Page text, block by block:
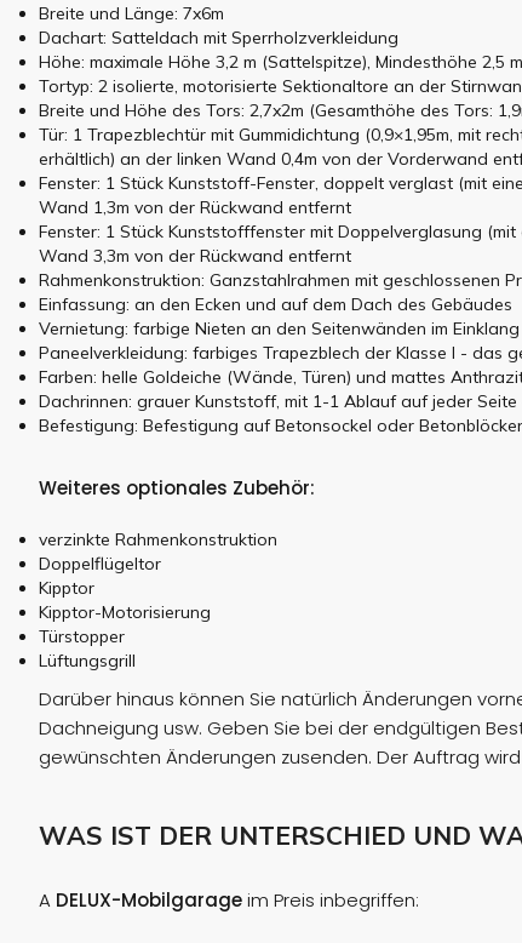
Breite und Länge: 7x6m
Dachart: Satteldach mit Sperrholzverkleidung
Höhe: maximale Höhe 3,2 m (Sattelspitze), Mindesthöhe 2,5
Tortyp: 2 isolierte, motorisierte Sektionaltore an der
Breite und Höhe des Tors: 2,7x2m (Gesamthöhe des Tors:
Tür: 1 Trapezblechtür mit Gummidichtung (0,9×1,95m, mit
erhältlich) an der linken Wand 0,4m von der Vorderwand
Fenster: 1 Stück Kunststoff-Fenster, doppelt verglast (mit
Wand 1,3m von der Rückwand entfernt
Fenster: 1 Stück Kunststofffenster mit Doppelverglasung
Wand 3,3m von der Rückwand entfernt
Rahmenkonstruktion: Ganzstahlrahmen mit geschlossenen
Einfassung: an den Ecken und auf dem Dach des Gebäudes
Vernietung: farbige Nieten an den Seitenwänden im
Paneelverkleidung: farbiges Trapezblech der Klasse I - das
Farben: helle Goldeiche (Wände, Türen) und mattes
Dachrinnen: grauer Kunststoff, mit 1-1 Ablauf auf jeder
Befestigung: Befestigung auf Betonsockel oder
Weiteres optionales Zubehör:
verzinkte Rahmenkonstruktion
Doppelflügeltor
Kipptor
Kipptor-Motorisierung
Türstopper
Lüftungsgrill
Darüber hinaus können Sie natürlich Änderungen
Dachneigung usw. Geben Sie bei der endgültigen
gewünschten Änderungen zusenden. Der Auftrag
WAS IST DER UNTERSCHIED UND
A DELUX-Mobilgarageim Preis inbegriffen: